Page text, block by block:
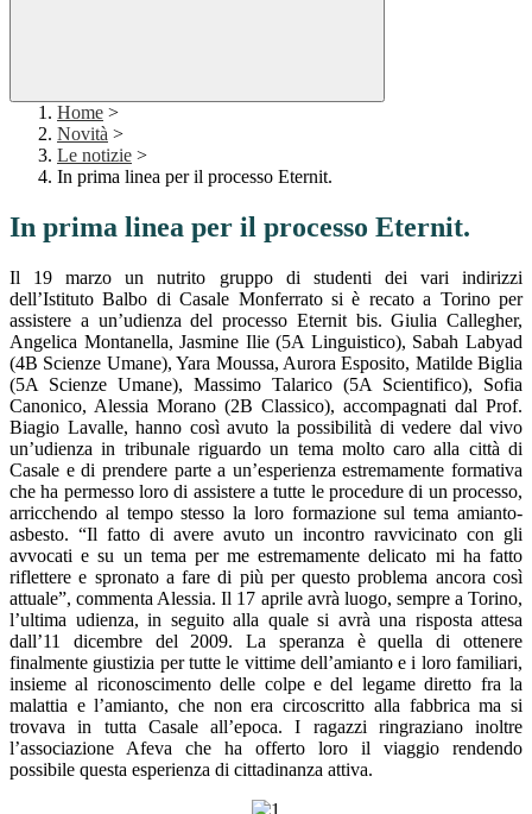
Home >
Novità >
Le notizie >
In prima linea per il processo Eternit.
In prima linea per il processo Eternit.
Il 19 marzo un nutrito gruppo di studenti dei vari indirizzi
dell’Istituto Balbo di Casale Monferrato si è recato a Torino per
assistere a un’udienza del processo Eternit bis. Giulia Callegher,
Angelica Montanella, Jasmine Ilie (5A Linguistico), Sabah Labyad
(4B Scienze Umane), Yara Moussa, Aurora Esposito, Matilde Biglia
(5A Scienze Umane), Massimo Talarico (5A Scientifico), Sofia
Canonico, Alessia Morano (2B Classico), accompagnati dal Prof.
Biagio Lavalle, hanno così avuto la possibilità di vedere dal vivo
un’udienza in tribunale riguardo un tema molto caro alla città di
Casale e di prendere parte a un’esperienza estremamente formativa
che ha permesso loro di assistere a tutte le procedure di un processo,
arricchendo al tempo stesso la loro formazione sul tema amianto-
asbesto. “Il fatto di avere avuto un incontro ravvicinato con gli
avvocati e su un tema per me estremamente delicato mi ha fatto
riflettere e spronato a fare di più per questo problema ancora così
attuale”, commenta Alessia. Il 17 aprile avrà luogo, sempre a Torino,
l’ultima udienza, in seguito alla quale si avrà una risposta attesa
dall’11 dicembre del 2009. La speranza è quella di ottenere
finalmente giustizia per tutte le vittime dell’amianto e i loro familiari,
insieme al riconoscimento delle colpe e del legame diretto fra la
malattia e l’amianto, che non era circoscritto alla fabbrica ma si
trovava in tutta Casale all’epoca. I ragazzi ringraziano inoltre
l’associazione Afeva che ha offerto loro il viaggio rendendo
possibile questa esperienza di cittadinanza attiva.